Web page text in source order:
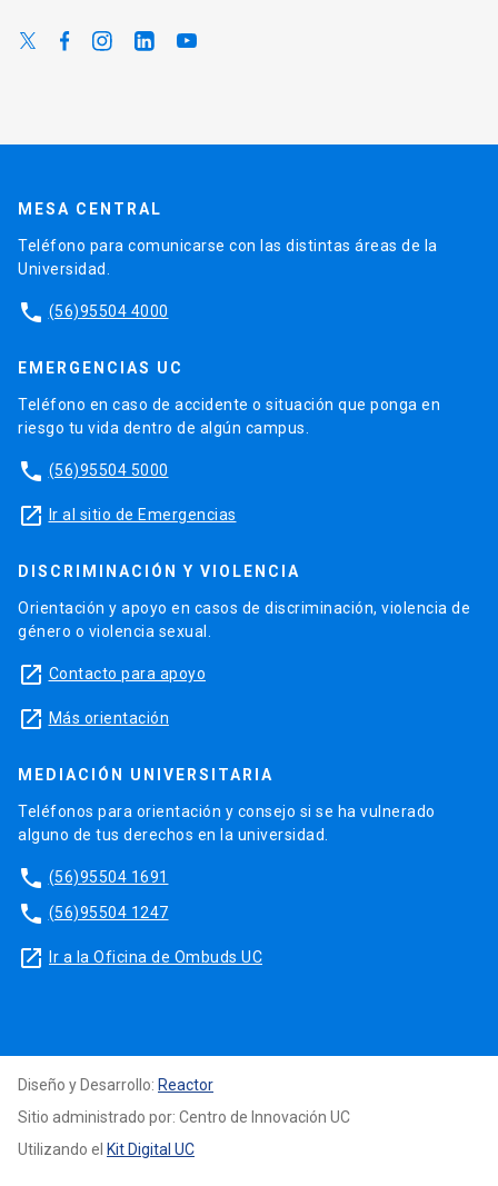
MESA CENTRAL
Teléfono para comunicarse con las distintas áreas de la
Universidad.
phone (56)95504 4000
EMERGENCIAS UC
Teléfono en caso de accidente o situación que ponga en
riesgo tu vida dentro de algún campus.
phone (56)95504 5000
launch Ir al sitio de Emergencias
DISCRIMINACIÓN Y VIOLENCIA
Orientación y apoyo en casos de discriminación, violencia de
género o violencia sexual.
launch Contacto para apoyo
launch Más orientación
MEDIACIÓN UNIVERSITARIA
Teléfonos para orientación y consejo si se ha vulnerado
alguno de tus derechos en la universidad.
phone (56)95504 1691
phone (56)95504 1247
launch Ir a la Oficina de Ombuds UC
Diseño y Desarrollo: Reactor
Sitio administrado por: Centro de Innovación UC
Utilizando el Kit Digital UC